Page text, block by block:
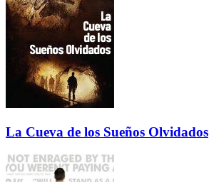
La Cueva de los Sueños Olvidados